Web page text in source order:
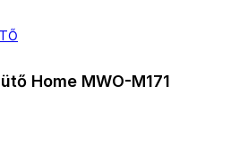
Home MWO-M171